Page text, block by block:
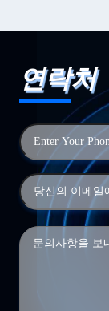
연락처